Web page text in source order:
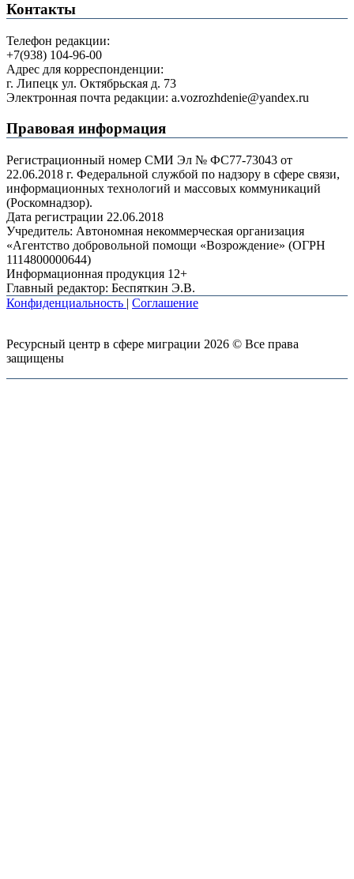
Контакты
Телефон редакции:
+7(938) 104-96-00
Адрес для корреспонденции:
г. Липецк ул. Октябрьская д. 73
Электронная почта редакции: a.vozrozhdenie@yandex.ru
Правовая информация
Регистрационный номер СМИ Эл № ФС77-73043 от
22.06.2018 г. Федеральной службой по надзору в сфере связи,
информационных технологий и массовых коммуникаций
(Роскомнадзор).
Дата регистрации 22.06.2018
Учредитель: Автономная некоммерческая организация
«Агентство добровольной помощи «Возрождение» (ОГРН
1114800000644)
Информационная продукция 12+
Главный редактор: Беспяткин Э.В.
Конфиденциальность | Соглашение
Ресурсный центр в сфере миграции 2026 © Все права
защищены